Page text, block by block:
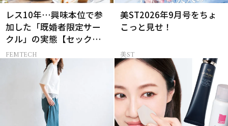
レス10年…興味本位で参
加した「既婚者限定サー
クル」の実態【セックス
レス AND THE CITY -女た
ちの告白-】
FEMTECH
美ST2026年9月号をちょ
こっと見せ！
美ST